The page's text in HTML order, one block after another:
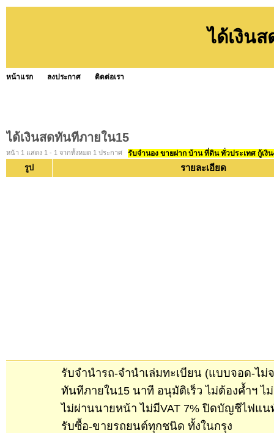
ได้เงิน
หน้าแรก ลงประกาศ ติดต่อเรา
ได้เงินสดทันทีภายใน15
หน้า 1 แสดง 1 - 1 จากทั้งหมด 1 ประกาศ รับจำนอง ขายฝาก บ้าน ที่ดิน ทั่วประเทศ กู้เงิ
รูป รายละเอียด
รับจำนำรถ-จำนำเล่มทะเบียน (แบบจอด-ไม่
ทันทีภายใน15 นาที อนุมัติเร็ว ไม่ต้องค้ำฯ ไม่
ไม่ผ่านนายหน้า ไม่มีVAT 7% ปิดบัญชีไฟแ
รับซื้อ-ขายรถยนต์ทุกชนิด ทั้งในกรุง